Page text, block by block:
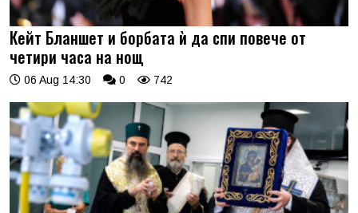
Кейт Бланшет и борбата ѝ да спи повече от
четири часа на нощ
06 Aug 14:30 0 742